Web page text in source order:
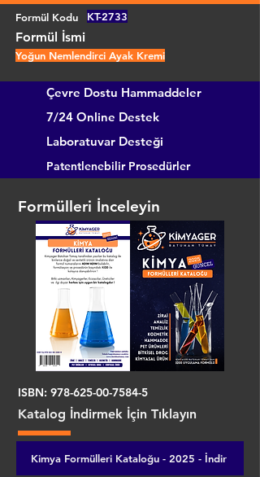
Formül Kodu
KT-2733
Formül İsmi
Yoğun Nemlendirci Ayak Kremi
Çevre Dostu Hammaddeler
7/24 Online Destek
Laboratuvar Desteği
Patentlenebilir Prosedürler
Formülleri İnceleyin
ISBN: 978-625-00-7584-5
Katalog İndirmek İçin Tıklayın
Kimya Formülleri Kataloğu - 2025 - İndir